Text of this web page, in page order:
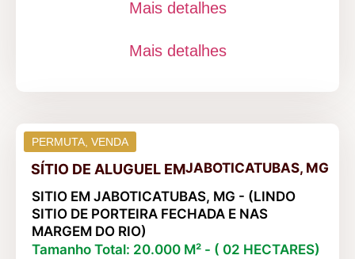
Mais detalhes
Mais detalhes
SÍTIO DE ALUGUEL EMJABOTICATUBAS, MG
SITIO EM JABOTICATUBAS, MG - (LINDO
SITIO DE PORTEIRA FECHADA E NAS
MARGEM DO RIO)
Tamanho Total: 20.000 M² - ( 02 HECTARES)
PERMUTA VENDA